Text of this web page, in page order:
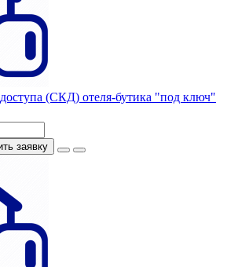
(СКД) отеля-бутика "под ключ"
заявку